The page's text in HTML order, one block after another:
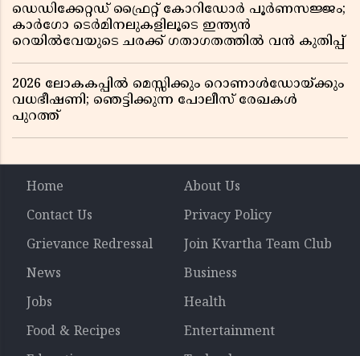
ഡെഡിക്കേറ്റഡ് ഫ്രൈറ്റ് കോറിഡോർ പൂർണസജ്ജം;
കാർഗോ ടെർമിനലുകളിലൂടെ ഇന്ത്യൻ
റെയിൽവേയുടെ ചരക്ക് ഗതാഗതത്തിൽ വൻ കുതിപ്പ്
2026 ലോകകപ്പിൽ മെസ്സിക്കും റൊണാൾഡോയ്ക്കും
വധഭീഷണി; ഞെട്ടിക്കുന്ന പോലീസ് രേഖകൾ
പുറത്ത്
Home
About Us
Contact Us
Privacy Policy
Grievance Redressal
Join Kvartha Team Club
News
Business
Jobs
Health
Food & Recipes
Entertainment